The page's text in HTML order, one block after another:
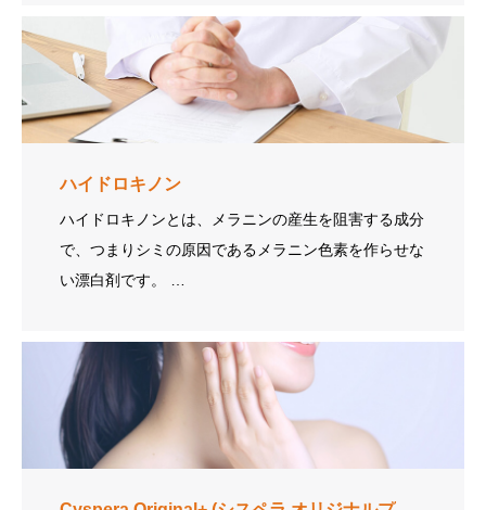
ハイドロキノン
ハイドロキノンとは、メラニンの産生を阻害する成分
で、つまりシミの原因であるメラニン色素を作らせな